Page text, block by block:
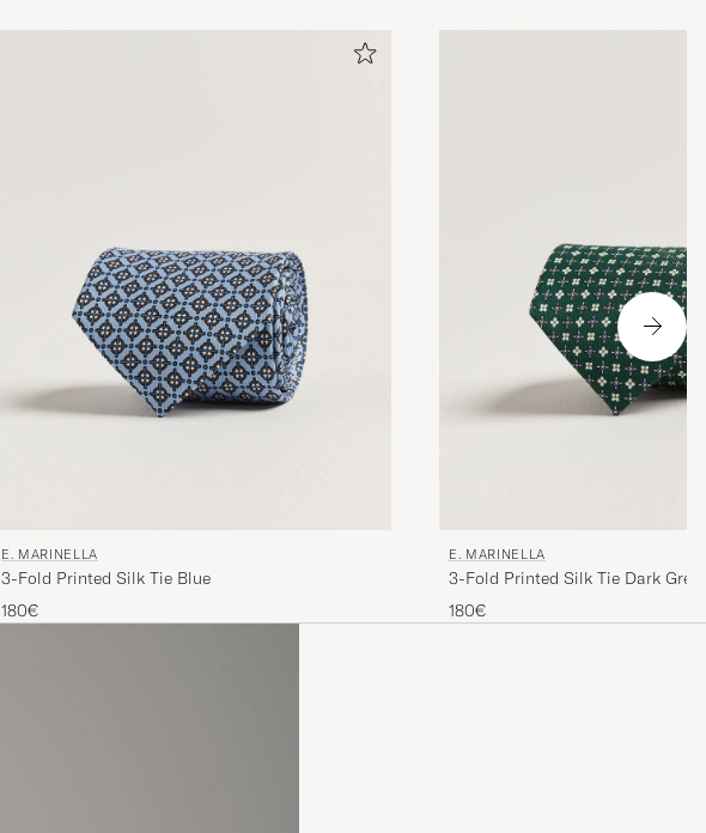
E. MARINELLA
3-Fold Printed Silk Tie Blue
180€
E. MARINELLA
3-Fold Printed Silk Tie Dark
180€